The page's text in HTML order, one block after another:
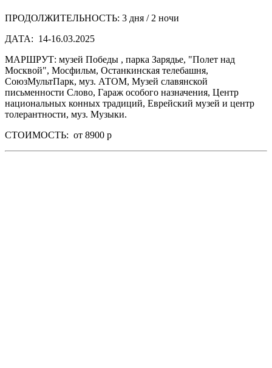
ПРОДОЛЖИТЕЛЬНОСТЬ: 3 дня / 2 ночи
ДАТА: 14-16.03.2025
МАРШРУТ: музей Победы , парка Зарядье, "Полет над
Москвой", Мосфильм, Останкинская телебашня,
СоюзМультПарк, муз. АТОМ, Музей славянской
письменности Слово, Гараж особого назначения, Центр
национальных конных традиций, Еврейский музей и центр
толерантности, муз. Музыки.
СТОИМОСТЬ: от 8900 р